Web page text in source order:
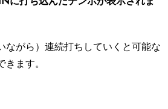
ながら）連続打ちしていくと可能な
きます。